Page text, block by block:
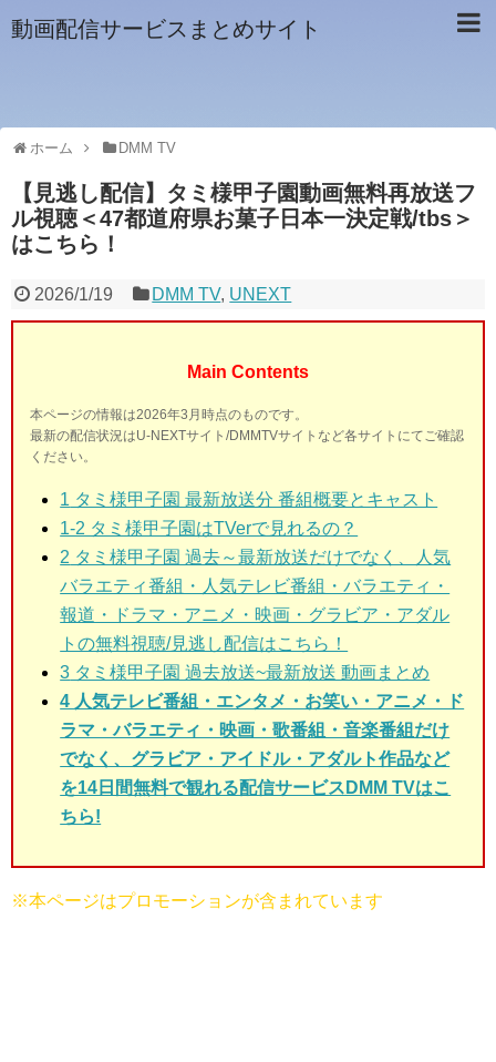
動画配信サービスまとめサイト
ホーム DMM TV
【見逃し配信】タミ様甲子園動画無料再放送フ
ル視聴＜47都道府県お菓子日本一決定戦/tbs＞
はこちら！
2026/1/19 DMM TV, UNEXT
Main Contents
本ページの情報は2026年3月時点のものです。
最新の配信状況はU-NEXTサイト/DMMTVサイトなど各サイトにてご確認
ください。
1 タミ様甲子園 最新放送分 番組概要とキャスト
1-2 タミ様甲子園はTVerで見れるの？
2 タミ様甲子園 過去～最新放送だけでなく、人気
バラエティ番組・人気テレビ番組・バラエティ・
報道・ドラマ・アニメ・映画・グラビア・アダル
トの無料視聴/見逃し配信はこちら！
3 タミ様甲子園 過去放送~最新放送 動画まとめ
4 人気テレビ番組・エンタメ・お笑い・アニメ・ド
ラマ・バラエティ・映画・歌番組・音楽番組だけ
でなく、グラビア・アイドル・アダルト作品など
を14日間無料で観れる配信サービスDMM TVはこ
ちら!
※本ページはプロモーションが含まれています